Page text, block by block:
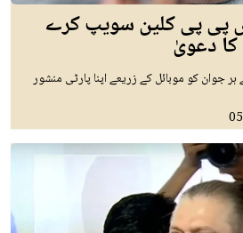
پی پی کلین سویپ کرے
دعویٰ
جوان کو موبائل کے زریعے اپنا پارٹی منشور